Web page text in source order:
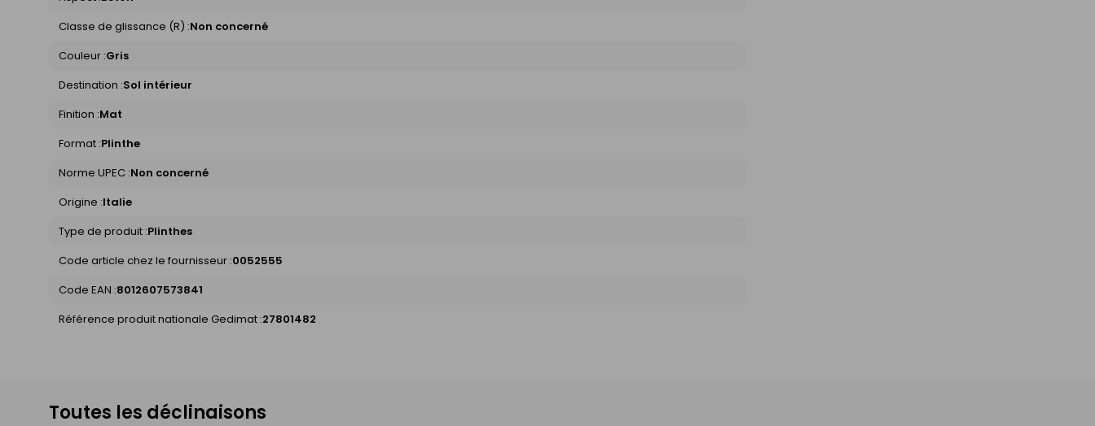
Classe de glissance (R) :Non concerné
Couleur :Gris
Destination :Sol intérieur
Finition :Mat
Format :Plinthe
Norme UPEC :Non concerné
Origine :Italie
Type de produit :Plinthes
Code article chez le fournisseur :0052555
Code EAN :8012607573841
Référence produit nationale Gedimat :27801482
Toutes les déclinaisons